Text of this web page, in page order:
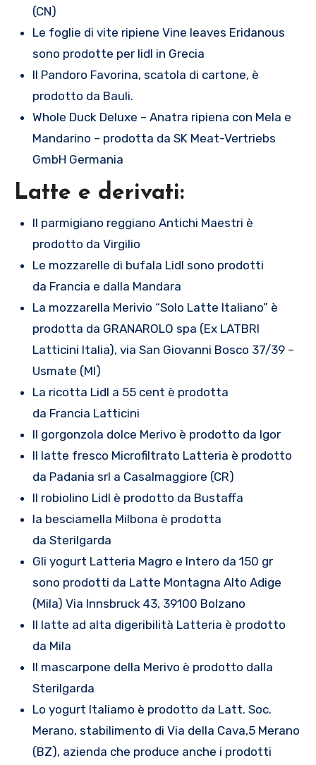
(CN)
Le foglie di vite ripiene Vine leaves Eridanous
sono prodotte per lidl in Grecia
Il Pandoro Favorina, scatola di cartone, è
prodotto da Bauli.
Whole Duck Deluxe – Anatra ripiena con Mela e
Mandarino – prodotta da SK Meat-Vertriebs
GmbH Germania
Latte e derivati:
Il parmigiano reggiano Antichi Maestri è
prodotto da Virgilio
Le mozzarelle di bufala Lidl sono prodotti
da Francia e dalla Mandara
La mozzarella Merivio “Solo Latte Italiano” è
prodotta da GRANAROLO spa (Ex LATBRI
Latticini Italia), via San Giovanni Bosco 37/39 –
Usmate (MI)
La ricotta Lidl a 55 cent è prodotta
da Francia Latticini
Il gorgonzola dolce Merivo è prodotto da Igor
Il latte fresco Microfiltrato Latteria è prodotto
da Padania srl a Casalmaggiore (CR)
Il robiolino Lidl è prodotto da Bustaffa
la besciamella Milbona è prodotta
da Sterilgarda
Gli yogurt Latteria Magro e Intero da 150 gr
sono prodotti da Latte Montagna Alto Adige
(Mila) Via Innsbruck 43, 39100 Bolzano
Il latte ad alta digeribilità Latteria è prodotto
da Mila
Il mascarpone della Merivo è prodotto dalla
Sterilgarda
Lo yogurt Italiamo è prodotto da Latt. Soc.
Merano, stabilimento di Via della Cava,5 Merano
(BZ), azienda che produce anche i prodotti